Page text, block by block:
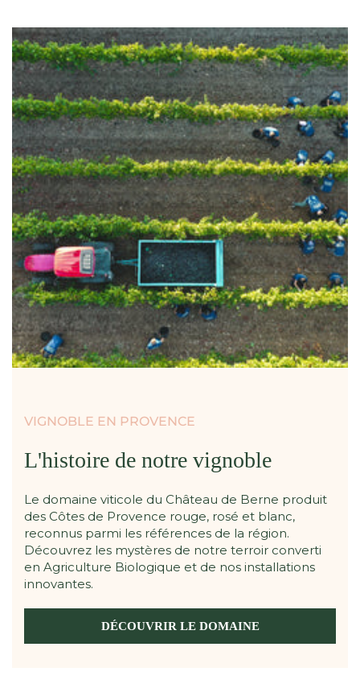
VIGNOBLE EN PROVENCE
L'histoire de notre vignoble
Le domaine viticole du Château de Berne produit
des Côtes de Provence rouge, rosé et blanc,
reconnus parmi les références de la région.
Découvrez les mystères de notre terroir converti
en Agriculture Biologique et de nos installations
innovantes.
DÉCOUVRIR LE DOMAINE